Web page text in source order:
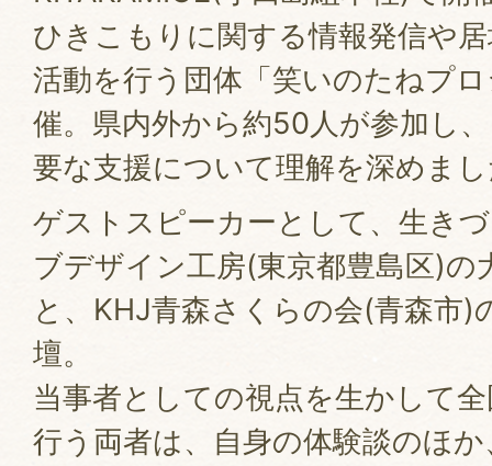
ひきこもりに関する情報発信や
活動を行う団体「笑いのたねプ
催。県内外から約50人が参加し
要な支援について理解を深めま
ゲストスピーカーとして、生き
ブデザイン工房(東京都豊島区)の
と、KHJ青森さくらの会(青森市)
壇。
当事者としての視点を生かして
行う両者は、自身の体験談のほ